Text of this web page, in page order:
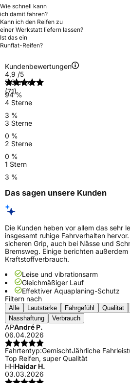
Wie schnell kann
ich damit fahren?
Kann ich den Reifen zu
einer Werkstatt liefern lassen?
Ist das ein
Runflat-Reifen?
Kundenbewertungen
4,9 /5
(71)
5 Sterne
94 %
4 Sterne
3 %
3 Sterne
0 %
2 Sterne
0 %
1 Stern
3 %
Das sagen unsere Kunden
Die Kunden heben vor allem das sehr
insgesamt ruhige Fahrverhalten
sicheren Grip, auch bei Nässe und
Bremsweg. Einige berichten
Kraftstoffverbrauch.
Leise und vibrationsarm
Gleichmäßiger Lauf
Effektiver Aquaplaning-Schutz
Filtern nach
Alle Lautstärke Fahrgefühl Qualität
Nasshaftung
Verbrauch
APAndré P.
06.04.2026
Fahrtentyp:GemischtJährliche
Top Reifen, super Qualität
HHHaidar H.
03.03.2026